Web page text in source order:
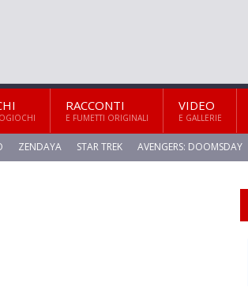
RACCONTI
E FUMETTI ORIGINALI
VIDEO
E GALLERIE
ZENDAYA STAR TREK AVENGERS: DOOMSDAY